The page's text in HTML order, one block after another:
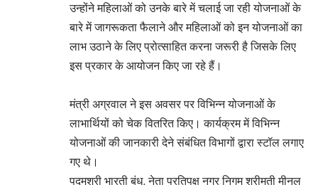
उन्होंने महिलाओं को उनके बारे में चलाई जा रही योजनाओं के
बारे में जागरूकता फैलाने और महिलाओं को इन योजनाओं का
लाभ उठाने के लिए प्रोत्साहित करना जरूरी है जिसके लिए
इस प्रकार के आयोजन किए जा रहे हैं।
मंत्री अग्रवाल ने इस अवसर पर विभिन्न योजनाओं के
लाभार्थियों को चेक वितरित किए। कार्यक्रम में विभिन्न
योजनाओं की जानकारी देने संबंधित विभागों द्वारा स्टॉल लगाए
गए थे।
पदमश्री भारती बंधु, नेता प्रतिपक्ष नगर निगम श्रीमती मीनल